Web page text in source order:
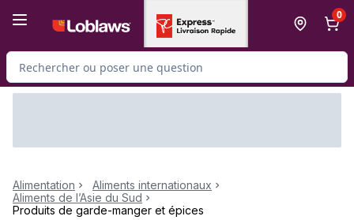
0
Rechercher des produits
Alimentation
Aliments internationaux
Aliments de l’Asie du Sud
Produits de garde-manger et épices